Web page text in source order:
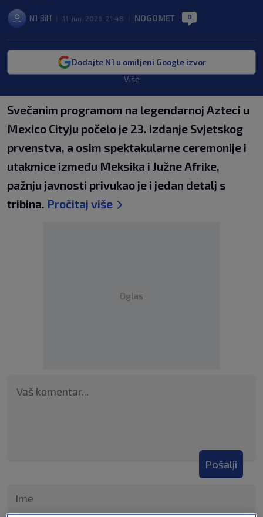
N1 BiH 11. jun. 2026. 21:48 NOGOMET 0
Dodajte N1 u omiljeni Google izvor
Više
Svečanim programom na legendarnoj Azteci u
Mexico Cityju počelo je 23. izdanje Svjetskog
prvenstva, a osim spektakularne ceremonije i
utakmice između Meksika i Južne Afrike,
pažnju javnosti privukao je i jedan detalj s
tribina. Pročitaj više
Oglas
Pošalji